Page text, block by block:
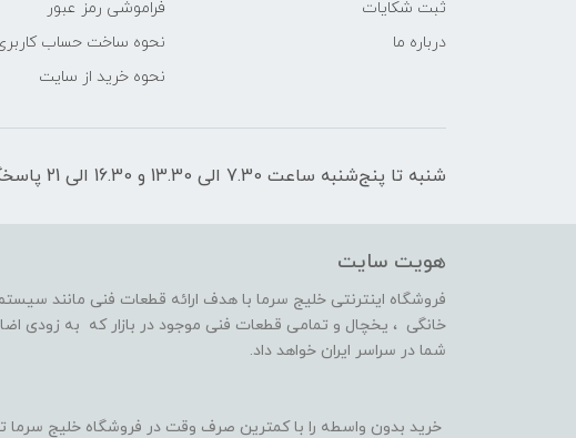
ثبت شکایات
درباره ما
فراموشی رمز عبور
نحوه ساخت حساب
نحوه خرید از سایت
شنبه تا پنج‌شنبه ساعت 7.30 الی 13.30 و 16.30 الی 21 پاسخگوی شما هستیم
هویت سایت
فروشگاه اینترنتی خلیج سرما با هدف ارائه قطعات فنی مانند
خانگی ، یخچال و تمامی قطعات فنی موجود در بازار که به زودی
شما در سراسر ایران خواهد داد.
خرید بدون واسطه را با کمترین صرف وقت در فروشگاه خلیج سرما